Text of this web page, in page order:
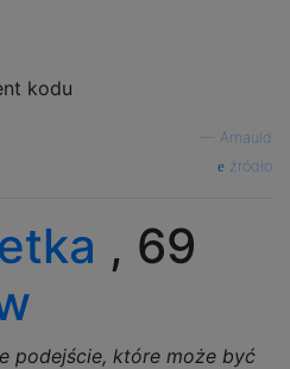
kodu
Arnauld
źródło
, 69
podejście, które może być